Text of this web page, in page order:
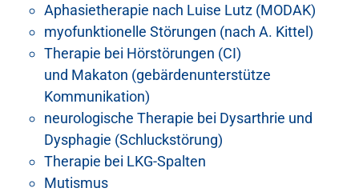
Aphasietherapie nach Luise Lutz (MODAK)
myofunktionelle Störungen (nach A. Kittel)
Therapie bei Hörstörungen (CI)
und Makaton (gebärdenunterstütze
Kommunikation)
neurologische Therapie bei Dysarthrie und
Dysphagie (Schluckstörung)
Therapie bei LKG-Spalten
Mutismus